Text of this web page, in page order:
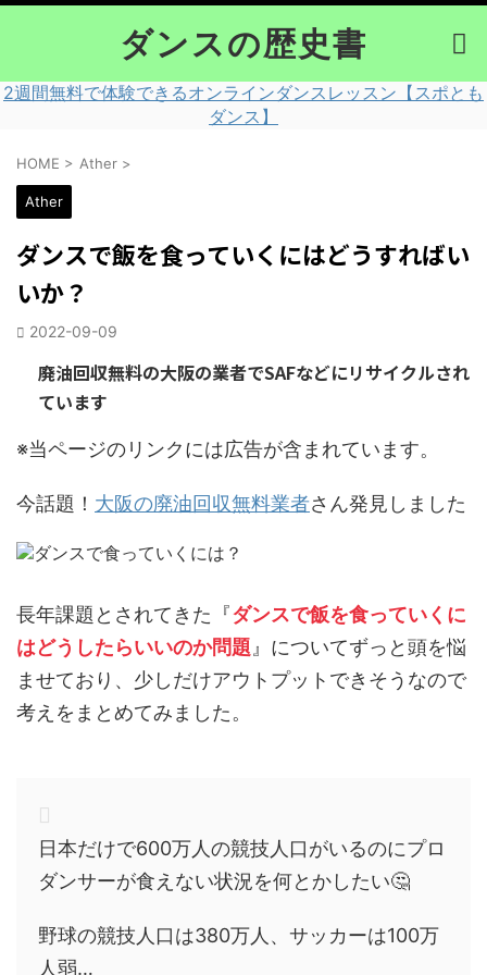
ダンスの歴史書
2週間無料で体験できるオンラインダンスレッスン【スポとも
ダンス】
HOME > Ather >
Ather
ダンスで飯を食っていくにはどうすればい
いか？
2022-09-09
廃油回収無料の大阪の業者でSAFなどにリサイクルされ
ています
※当ページのリンクには広告が含まれています。
今話題！ 大阪の廃油回収無料業者さん発見しました
長年課題とされてきた『ダンスで飯を食っていくに
はどうしたらいいのか問題 』についてずっと頭を悩
ませており、少しだけアウトプットできそうなので
考えをまとめてみました。
日本だけで600万人の競技人口がいるのにプロ
ダンサーが食えない状況を何とかしたい🤔
野球の競技人口は380万人、サッカーは100万
人弱…